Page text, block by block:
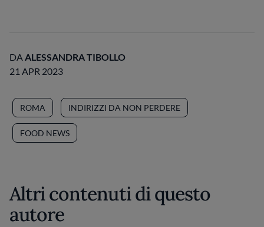
DAALESSANDRA TIBOLLO
21 APR 2023
ROMA INDIRIZZI DA NON PERDERE
FOOD NEWS
Altri contenuti di questo
autore